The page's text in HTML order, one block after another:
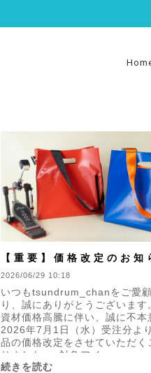
【重要】価格改定のお知
2026/06/29 10:18
いつもtsundrum_chanをご愛
り、誠にありがとうございます
資材価格高騰に伴い、誠に不本
2026年7月1日（水）受注分よ
品の価格改定をさせていただく
りました。■対象アイ...
続きを読む